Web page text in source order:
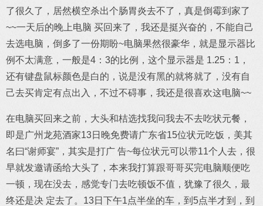
了很久了，居然横空杀出个肠胃炎去不了，真是倒霉到家了
~~一天后的晚上电脑 买回来了，我还是挺兴奋的，不能自己
去选电脑，倒多了一份期盼~电脑果然很豪华，就是显示器比
例不太满意，一般是4：3的比例，这个显示器是 1.25：1，
还有键盘鼠标颜色是白的，说是没有黑的就将就了，没有自
己去买肯定有点出入，不过不碍事，我还是很喜欢这电脑~~
在电脑买回来之前，大头和桔选找我问我去不去吃状元餐，
即是广州龙苑酒家13日晚免费请广东省15位状元吃饭，美其
名曰“谢师宴”，其实是打广 告~每位状元可以带11个人去，很
早就发邀请函给大头了，本来我打算跟哥哥买完电脑顺便吃
一顿，现在没去，感觉专门去吃顿饭不值，犹豫了很久，最
终还是决 定去了。13日下午1点半坐的车，到5点半才到，到